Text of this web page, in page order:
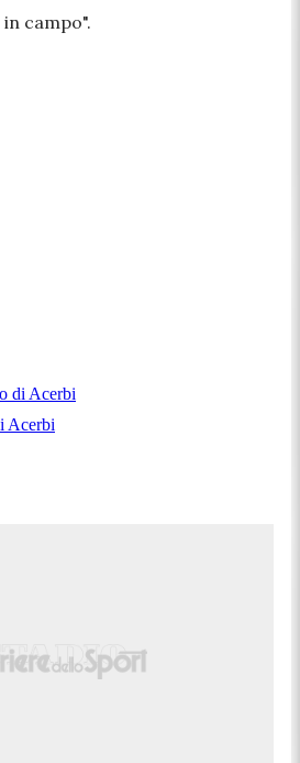
campo".
di Acerbi
Acerbi